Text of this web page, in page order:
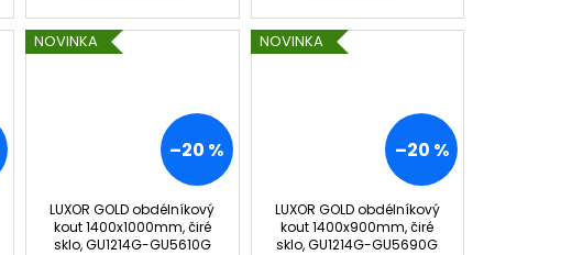
NOVINKA
–20 %
LUXOR GOLD obdélníkový
kout 1400x1000mm, čiré
sklo, GU1214G-GU5610G
NOVINKA
–20 %
LUXOR GOLD obdélníkový
kout 1400x900mm, čiré
sklo, GU1214G-GU5690G